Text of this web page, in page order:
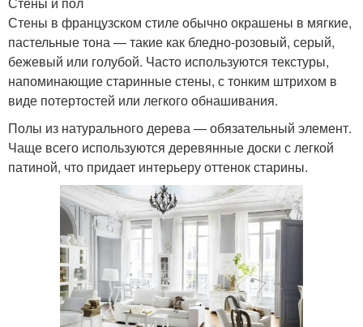
Стены в французском стиле обычно окрашены в мягкие,
пастельные тона — такие как бледно-розовый, серый,
бежевый или голубой. Часто используются текстуры,
напоминающие старинные стены, с тонким штрихом в
виде потертостей или легкого обнашивания.
Полы из натурального дерева — обязательный элемент.
Чаще всего используются деревянные доски с легкой
патиной, что придает интерьеру оттенок старины.